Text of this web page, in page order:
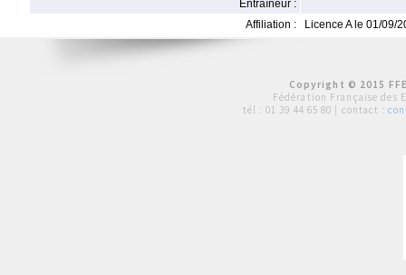
Entraîneur :
Affiliation :
Licence A le 01/09/
Copyright © 2015
Fédération Française des
tél : 01 39 44 65 80 | contact :